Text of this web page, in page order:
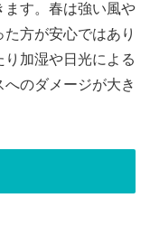
ます。春は強い風や
方が安心ではあり
加湿や日光による
のダメージが大き